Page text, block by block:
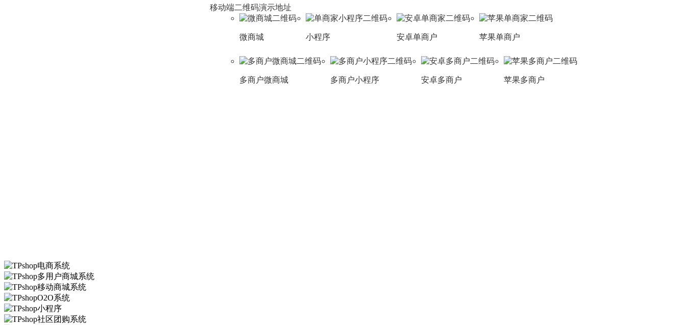
移动端二维码演示地址
微商城 小程序 安卓单商户 苹果单商户
多商户微商城 多商户小程序 安卓多商户 苹果多商户